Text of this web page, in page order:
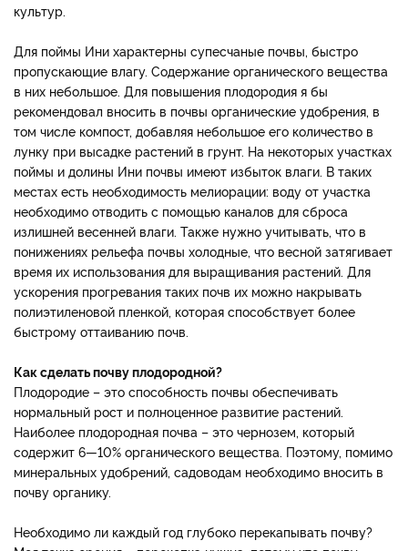
культур.
Для поймы Ини характерны супесчаные почвы, быстро
пропускающие влагу. Содержание органического вещества
в них небольшое. Для повышения плодородия я бы
рекомендовал вносить в почвы органические удобрения, в
том числе компост, добавляя небольшое его количество в
лунку при высадке растений в грунт. На некоторых участках
поймы и долины Ини почвы имеют избыток влаги. В таких
местах есть необходимость мелиорации: воду от участка
необходимо отводить с помощью каналов для сброса
излишней весенней влаги. Также нужно учитывать, что в
понижениях рельефа почвы холодные, что весной затягивает
время их использования для выращивания растений. Для
ускорения прогревания таких почв их можно накрывать
полиэтиленовой пленкой, которая способствует более
быстрому оттаиванию почв.
Как сделать почву плодородной?
Плодородие – это способность почвы обеспечивать
нормальный рост и полноценное развитие растений.
Наиболее плодородная почва – это чернозем, который
содержит 6—10% органического вещества. Поэтому, помимо
минеральных удобрений, садоводам необходимо вносить в
почву органику.
Необходимо ли каждый год глубоко перекапывать почву?